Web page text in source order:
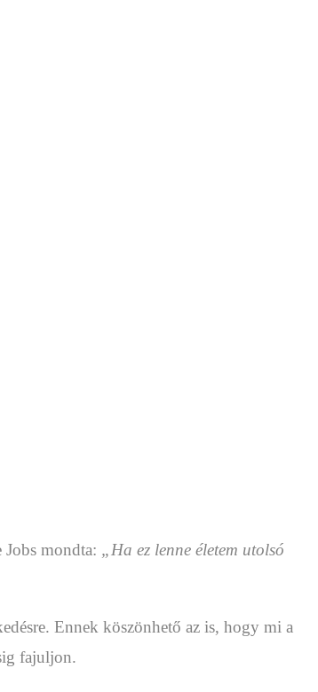
mondta: „Ha ez lenne életem utolsó
Ennek köszönhető az is, hogy mi a
fajuljon.